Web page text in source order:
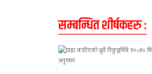
सम्बन्धित शीर्षकहरु :